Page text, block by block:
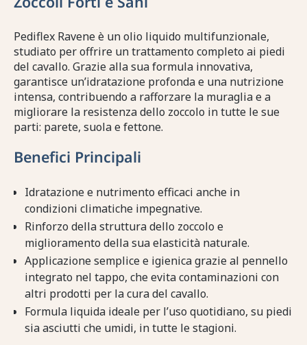
Pediflex Ravene è un olio liquido multifunzionale,
studiato per offrire un trattamento completo ai piedi
del cavallo. Grazie alla sua formula innovativa,
garantisce un’idratazione profonda e una nutrizione
intensa, contribuendo a rafforzare la muraglia e a
migliorare la resistenza dello zoccolo in tutte le sue
parti: parete, suola e fettone.
Benefici Principali
Idratazione e nutrimento efficaci anche in
condizioni climatiche impegnative.
Rinforzo della struttura dello zoccolo e
miglioramento della sua elasticità naturale.
Applicazione semplice e igienica grazie al pennello
integrato nel tappo, che evita contaminazioni con
altri prodotti per la cura del cavallo.
Formula liquida ideale per l’uso quotidiano, su piedi
sia asciutti che umidi, in tutte le stagioni.